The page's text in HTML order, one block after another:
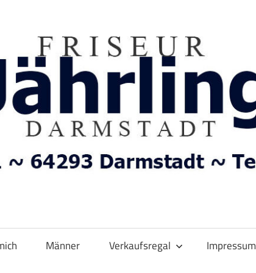
Männer Verkaufsregal Impressum